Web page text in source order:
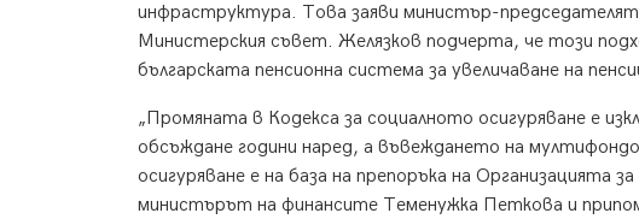
инфраструктура. Това заяви министър-
Министерския съвет. Желязков подчерта, че този
българската пенсионна система за увеличаване на
„Промяната в Кодекса за социалното осигуряване е
обсъждане години наред, а въвеждането на
осигуряване е на база на препоръка на Организацията
министърът на финансите Теменужка Петкова и